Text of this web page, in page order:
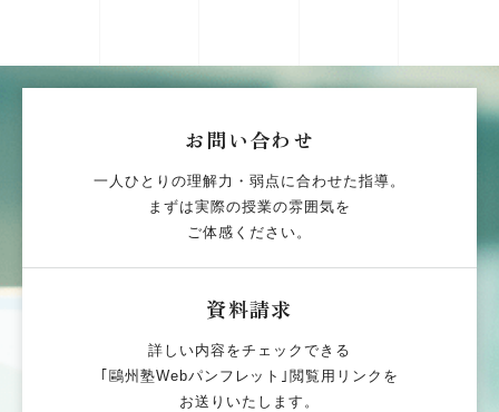
お問い合わせ
一人ひとりの理解力・弱点に合わせた指導。
まずは実際の授業の雰囲気を
ご体感ください。
資料請求
詳しい内容をチェックできる
｢鷗州塾Webパンフレット｣閲覧用リンクを
お送りいたします。